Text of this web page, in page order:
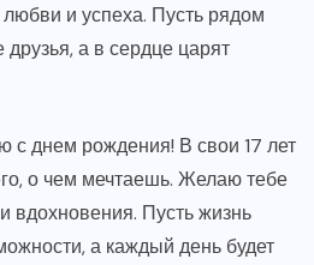
любви и успеха. Пусть рядом
друзья, а в сердце царят
с днем рождения! В свои 17 лет
о чем мечтаешь. Желаю тебе
вдохновения. Пусть жизнь
а каждый день будет